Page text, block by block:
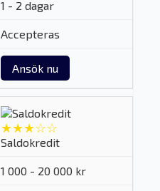
1 - 2 dagar
Accepteras
Ansök nu
★★★☆☆
Saldokredit
1 000 - 20 000 kr